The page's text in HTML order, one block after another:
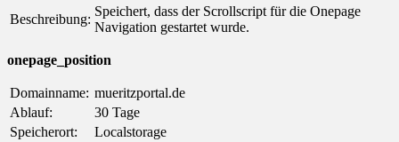
Beschreibung:
Speichert, dass der Scrollscript für die Onepage
Navigation gestartet wurde.
onepage_position
Domainname: mueritzportal.de
Ablauf:
30 Tage
Speicherort:
Localstorage